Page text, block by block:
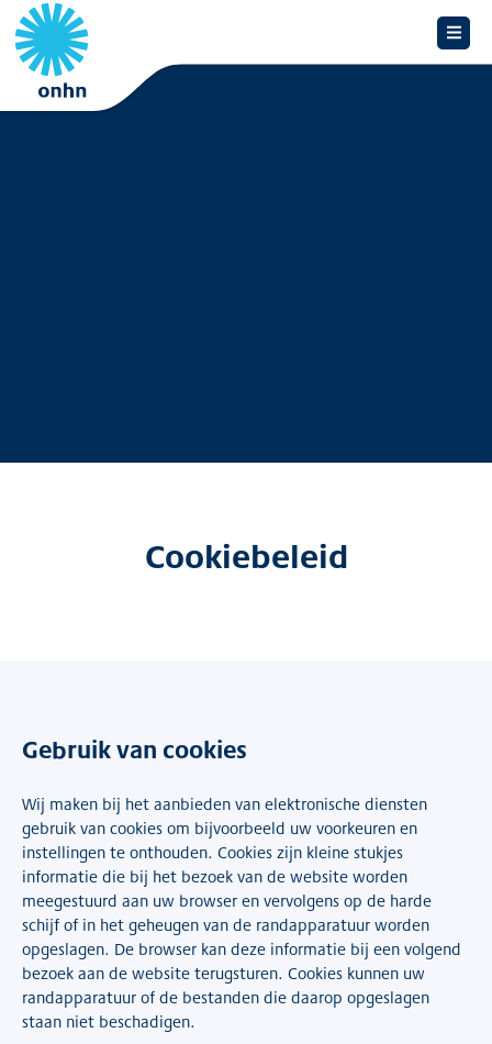
Cookiebeleid
Gebruik van cookies
Wij maken bij het aanbieden van elektronische diensten
gebruik van cookies om bijvoorbeeld uw voorkeuren en
instellingen te onthouden. Cookies zijn kleine stukjes
informatie die bij het bezoek van de website worden
meegestuurd aan uw browser en vervolgens op de harde
schijf of in het geheugen van de randapparatuur worden
opgeslagen. De browser kan deze informatie bij een volgend
bezoek aan de website terugsturen. Cookies kunnen uw
randapparatuur of de bestanden die daarop opgeslagen
staan niet beschadigen.